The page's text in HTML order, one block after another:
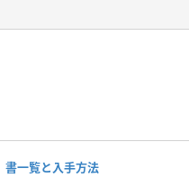
書一覧と入手方法